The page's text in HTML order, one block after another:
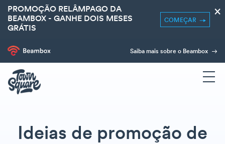
PROMOÇÃO RELÂMPAGO DA
BEAMBOX - GANHE DOIS MESES
GRÁTIS
COMEÇAR
×
Saiba mais sobre o Beambox
Ideias de promoção de